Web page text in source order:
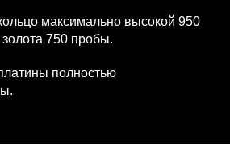
максимально высокой 950
750 пробы.
полностью